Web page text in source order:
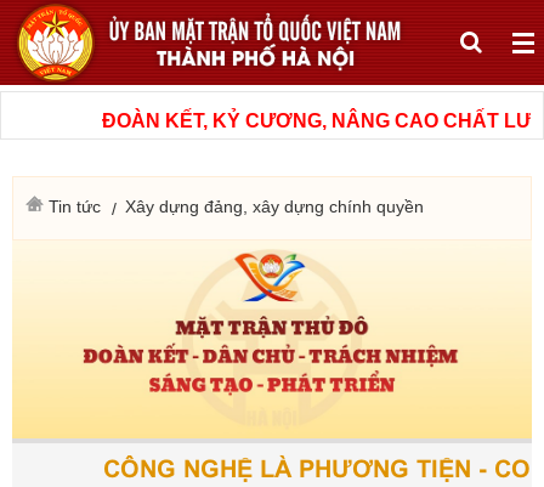
ĐOÀN KẾT, KỶ CƯƠNG, NÂNG CAO CHẤT
Tin tức Xây dựng đảng, xây dựng chính quyền
CÔNG NGHỆ LÀ PHƯƠNG TIỆN -